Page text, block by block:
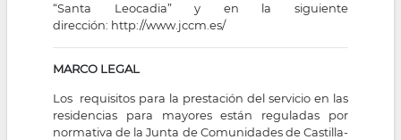
“Santa Leocadia” y en la siguiente
dirección: http://www.jccm.es/
MARCO LEGAL
Los requisitos para la prestación del servicio en las
residencias para mayores están reguladas por
normativa de la Junta de Comunidades de Castilla-